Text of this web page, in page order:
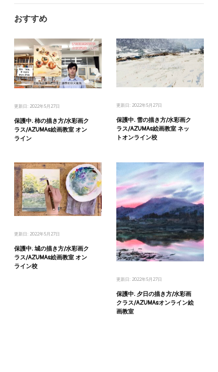
おすすめ
更新日: 2022年5月27日
保護中: 柿の描き方/水彩画ク
ラス/AZUMAs絵画教室 オン
ライン
更新日: 2022年5月27日
保護中: 雪の描き方/水彩画ク
ラス/AZUMAs絵画教室 ネッ
トオンライン校
更新日: 2022年5月27日
保護中: 城の描き方/水彩画ク
ラス/AZUMAs絵画教室 オン
ライン校
更新日: 2022年5月27日
保護中: 夕日の描き方/水彩画
クラス/AZUMAsオンライン絵
画教室